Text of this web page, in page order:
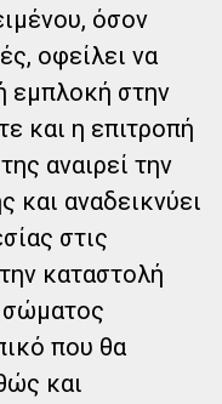
όσον
οφείλει να
εμπλοκή στην
και η επιτροπή
αναιρεί την
και αναδεικνύει
στις
καταστολή
σώματος
που θα
και